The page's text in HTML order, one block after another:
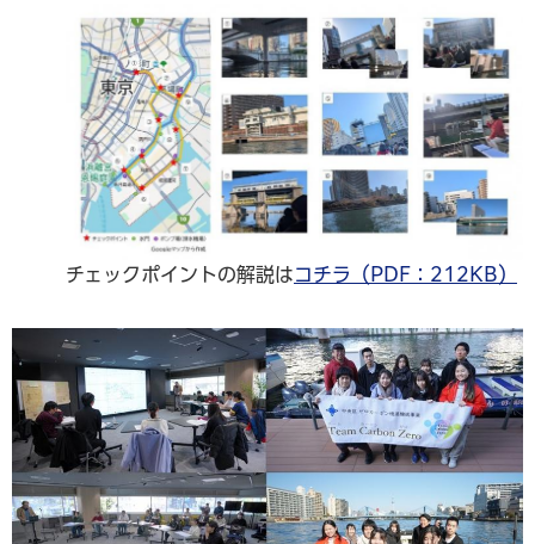
チェックポイントの解説はコチラ（PDF：212KB）